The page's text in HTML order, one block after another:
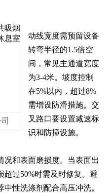
动线宽度需预留设备
转弯半径的1.5倍空
间，常见主通道宽度
为3-4米。坡度控制
在5%以内，超过8%
需增设防滑措施。交
叉路口要设置减速标
识和防撞设施。
况和表面磨损度。当表面出
超过50%时需及时修复。避
性洗涤剂配合高压冲洗。